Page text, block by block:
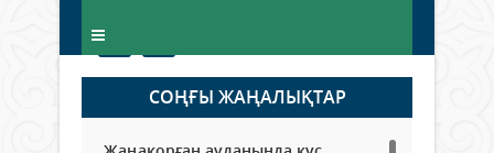
СОҢҒЫ ЖАҢАЛЫҚТАР